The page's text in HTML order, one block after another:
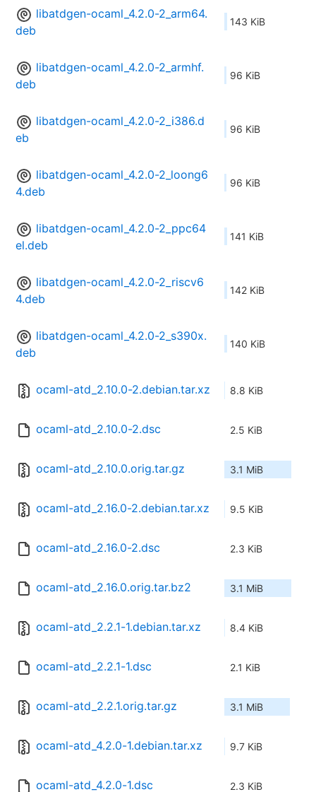
libatdgen-ocaml_4.2.0-2_arm64.
deb
143 KiB
libatdgen-ocaml_4.2.0-2_armhf.
deb
96 KiB
libatdgen-ocaml_4.2.0-2_i386.d
eb
96 KiB
libatdgen-ocaml_4.2.0-2_loong6
4.deb
96 KiB
libatdgen-ocaml_4.2.0-2_ppc64
el.deb
141 KiB
libatdgen-ocaml_4.2.0-2_riscv6
4.deb
142 KiB
libatdgen-ocaml_4.2.0-2_s390x.
deb
140 KiB
ocaml-atd_2.10.0-2.debian.tar.xz 8.8 KiB
ocaml-atd_2.10.0-2.dsc 2.5 KiB
ocaml-atd_2.10.0.orig.tar.gz 3.1 MiB
ocaml-atd_2.16.0-2.debian.tar.xz 9.5 KiB
ocaml-atd_2.16.0-2.dsc 2.3 KiB
ocaml-atd_2.16.0.orig.tar.bz2 3.1 MiB
ocaml-atd_2.2.1-1.debian.tar.xz 8.4 KiB
ocaml-atd_2.2.1-1.dsc 2.1 KiB
ocaml-atd_2.2.1.orig.tar.gz 3.1 MiB
ocaml-atd_4.2.0-1.debian.tar.xz 9.7 KiB
ocaml-atd_4.2.0-1.dsc 2.3 KiB